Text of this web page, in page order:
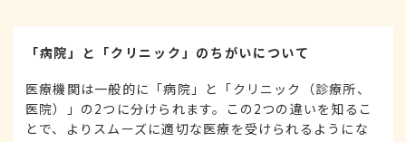
「病院」と「クリニック」のちがいについて
医療機関は一般的に「病院」と「クリニック（診療所、
医院）」の2つに分けられます。この2つの違いを知るこ
とで、よりスムーズに適切な医療を受けられるようにな